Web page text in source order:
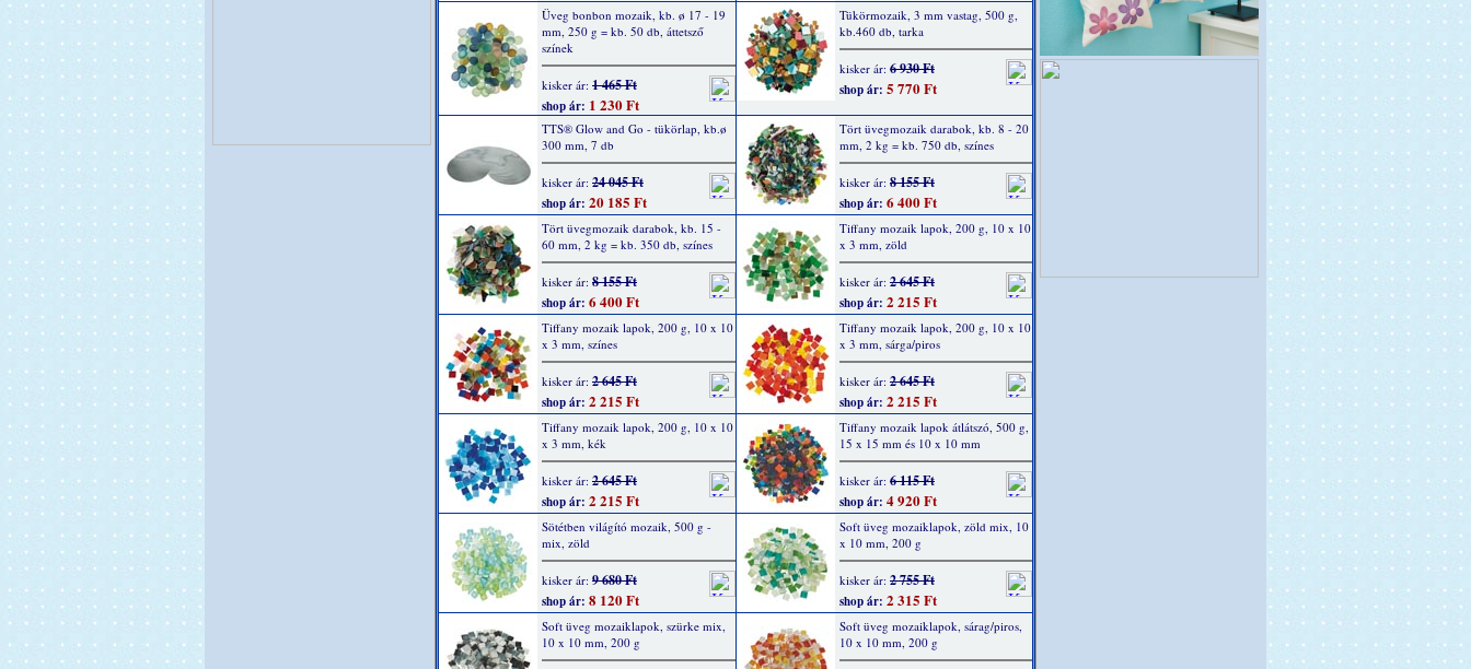
Üveg bonbon mozaik, kb. ø 17 - 19
mm, 250 g = kb. 50 db, áttetsző
színek
kisker ár: 1 465 Ft
shop ár: 1 230 Ft
Tükörmozaik, 3 mm vastag, 500 g,
kb.460 db, tarka
kisker ár: 6 930 Ft
shop ár: 5 770 Ft
TTS® Glow and Go - tükörlap, kb.ø
300 mm, 7 db
kisker ár: 24 045 Ft
shop ár: 20 185 Ft
Tört üvegmozaik darabok, kb. 8 - 20
mm, 2 kg = kb. 750 db, színes
kisker ár: 8 155 Ft
shop ár: 6 400 Ft
Tört üvegmozaik darabok, kb. 15 -
60 mm, 2 kg = kb. 350 db, színes
kisker ár: 8 155 Ft
shop ár: 6 400 Ft
Tiffany mozaik lapok, 200 g, 10 x 10
x 3 mm, zöld
kisker ár: 2 645 Ft
shop ár: 2 215 Ft
Tiffany mozaik lapok, 200 g, 10 x 10
x 3 mm, színes
kisker ár: 2 645 Ft
shop ár: 2 215 Ft
Tiffany mozaik lapok, 200 g, 10 x 10
x 3 mm, sárga/piros
kisker ár: 2 645 Ft
shop ár: 2 215 Ft
Tiffany mozaik lapok, 200 g, 10 x 10
x 3 mm, kék
kisker ár: 2 645 Ft
shop ár: 2 215 Ft
Tiffany mozaik lapok átlátszó, 500 g,
15 x 15 mm és 10 x 10 mm
kisker ár: 6 115 Ft
shop ár: 4 920 Ft
Sötétben világító mozaik, 500 g -
mix, zöld
kisker ár: 9 680 Ft
shop ár: 8 120 Ft
Soft üveg mozaiklapok, zöld mix, 10
x 10 mm, 200 g
kisker ár: 2 755 Ft
shop ár: 2 315 Ft
Soft üveg mozaiklapok, szürke mix,
10 x 10 mm, 200 g
Soft üveg mozaiklapok, sárag/piros,
10 x 10 mm, 200 g